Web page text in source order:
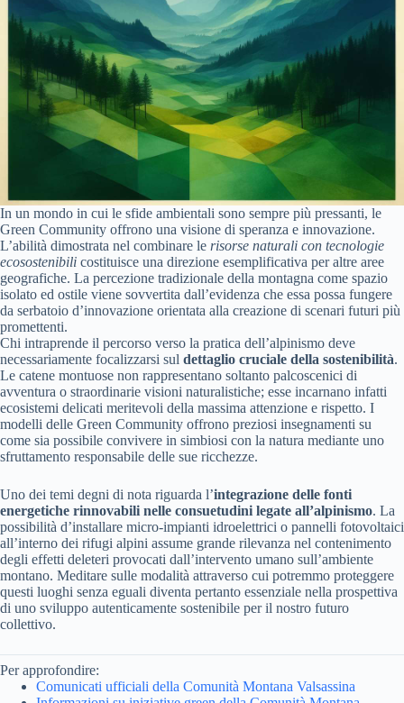
In un mondo in cui le sfide ambientali sono sempre più pressanti, le
Green Community offrono una visione di speranza e innovazione.
L’abilità dimostrata nel combinare le risorse naturali con tecnologie
ecosostenibili costituisce una direzione esemplificativa per altre aree
geografiche. La percezione tradizionale della montagna come spazio
isolato ed ostile viene sovvertita dall’evidenza che essa possa fungere
da serbatoio d’innovazione orientata alla creazione di scenari futuri più
promettenti.
Chi intraprende il percorso verso la pratica dell’alpinismo deve
necessariamente focalizzarsi sul dettaglio cruciale della sostenibilità.
Le catene montuose non rappresentano soltanto palcoscenici di
avventura o straordinarie visioni naturalistiche; esse incarnano infatti
ecosistemi delicati meritevoli della massima attenzione e rispetto. I
modelli delle Green Community offrono preziosi insegnamenti su
come sia possibile convivere in simbiosi con la natura mediante uno
sfruttamento responsabile delle sue ricchezze.
Uno dei temi degni di nota riguarda l’integrazione delle fonti
energetiche rinnovabili nelle consuetudini legate all’alpinismo. La
possibilità d’installare micro-impianti idroelettrici o pannelli fotovoltaici
all’interno dei rifugi alpini assume grande rilevanza nel contenimento
degli effetti deleteri provocati dall’intervento umano sull’ambiente
montano. Meditare sulle modalità attraverso cui potremmo proteggere
questi luoghi senza eguali diventa pertanto essenziale nella prospettiva
di uno sviluppo autenticamente sostenibile per il nostro futuro
collettivo.
Per approfondire:
Comunicati ufficiali della Comunità Montana Valsassina